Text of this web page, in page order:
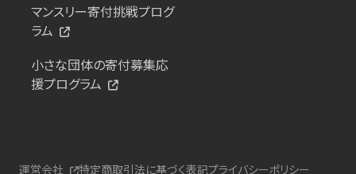
マンスリー寄付挑戦プログ
ラム
小さな団体の寄付募集応
援プログラム
運営会社 特定商取引法に基づく表記プライバシーポリシー